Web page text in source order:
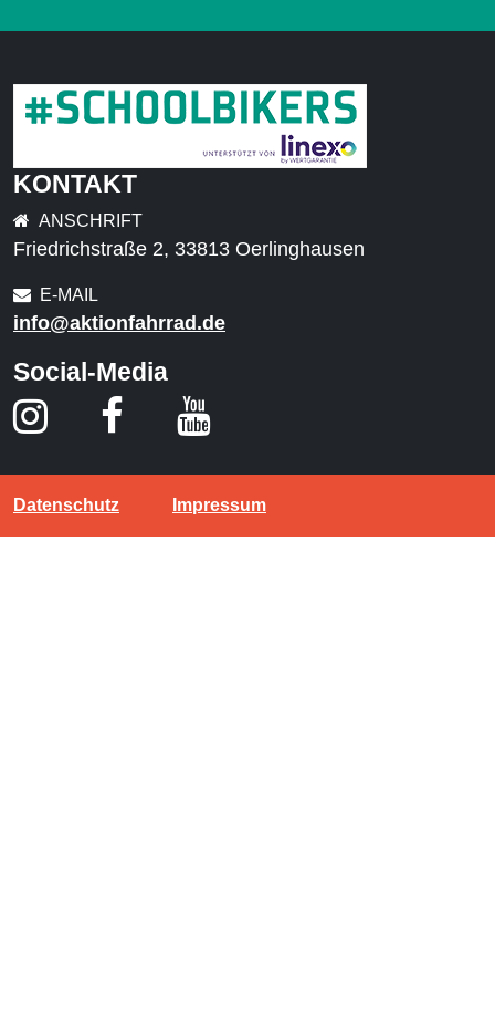
KONTAKT
ANSCHRIFT
Friedrichstraße 2, 33813 Oerlinghausen
E-MAIL
info@aktionfahrrad.de
Social-Media
Datenschutz Impressum